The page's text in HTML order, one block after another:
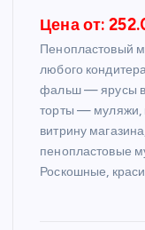
Цена от:
Пенопластовый
любого
фальш — ярусы в
торты — муляжи,
витрину
пенопластовые
Роскошные,